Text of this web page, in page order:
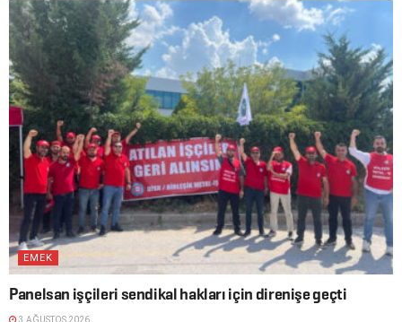
EMEK
Panelsan işçileri sendikal hakları için direnişe geçti
3 AĞUSTOS 2026